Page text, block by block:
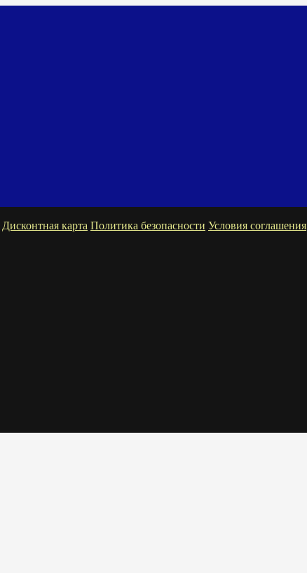
Дисконтная карта Политика безопасности Условия соглашения